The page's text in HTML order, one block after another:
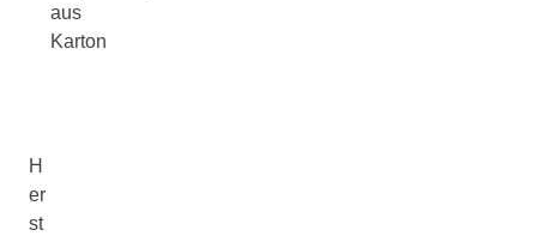
aus
Karton
H
er
st